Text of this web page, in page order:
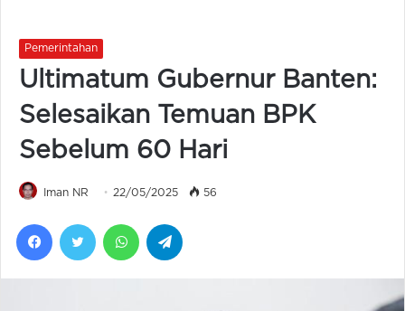
Pemerintahan
Ultimatum Gubernur Banten:
Selesaikan Temuan BPK
Sebelum 60 Hari
Iman NR 22/05/2025 56
FacebookTwitter WhatsApp